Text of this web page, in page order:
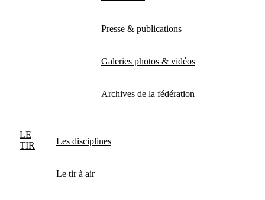
Presse & publications
Galeries photos & vidéos
Archives de la fédération
LE
TIR
Les disciplines
Le tir à air